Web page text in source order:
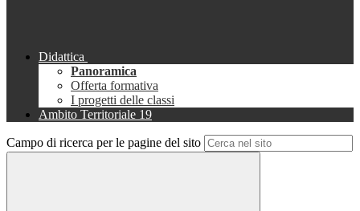
Didattica
Panoramica
Offerta formativa
I progetti delle classi
Ambito Territoriale 19
Campo di ricerca per le pagine del sito